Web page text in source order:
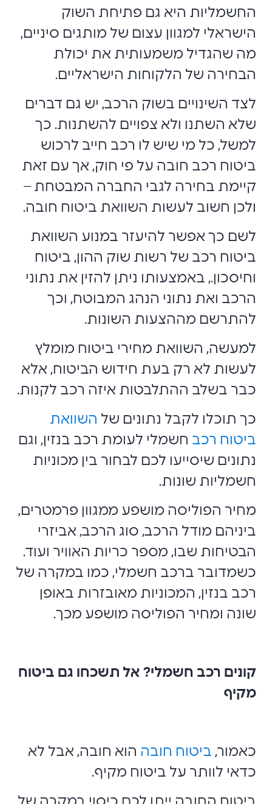
החשמליות היא גם פתיחת השוק
הישראלי למגוון עצום של מותגים סיניים,
מה שהגדיל משמעותית את יכולת
הבחירה של הלקוחות הישראליים.
לצד השינויים בשוק הרכב, יש גם דברים
שלא השתנו ולא צפויים להשתנות. כך
למשל, כל מי שיש לו רכב חייב לרכוש
ביטוח רכב חובה על פי חוק, אך עם זאת
קיימת בחירה לגבי החברה המבטחת –
ולכן חשוב לעשות השוואת ביטוח חובה.
לשם כך אפשר להיעזר במנוע השוואת
ביטוח רכב של רשות שוק ההון, ביטוח
וחיסכון., באמצעותו ניתן להזין את נתוני
הרכב ואת נתוני הנהג המבוטח, וכך
להתרשם מההצעות השונות.
למעשה, השוואת מחירי ביטוח מומלץ
לעשות לא רק בעת חידוש הביטוח, אלא
כבר בשלב ההתלבטות איזה רכב לקנות.
כך תוכלו לקבל נתונים של השוואת
ביטוח רכב חשמלי לעומת רכב בנזין, וגם
נתונים שיסייעו לכם לבחור בין מכוניות
חשמליות שונות.
מחיר הפוליסה מושפע ממגוון פרמטרים,
ביניהם מודל הרכב, סוג הרכב, אביזרי
הבטיחות שבו, מספר כריות האוויר ועוד.
כשמדובר ברכב חשמלי, כמו במקרה של
רכב בנזין, המכוניות מאובזרות באופן
שונה ומחיר הפוליסה מושפע מכך.
קונים רכב חשמלי? אל תשכחו גם ביטוח
מקיף
כאמור, ביטוח חובה הוא חובה, אבל לא
כדאי לוותר על ביטוח מקיף.